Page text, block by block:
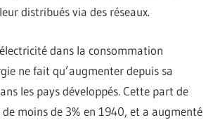
distribués via des réseaux.
dans la consommation
ne fait qu’augmenter depuis sa
les pays développés. Cette part de
moins de 3% en 1940, et a augmenté